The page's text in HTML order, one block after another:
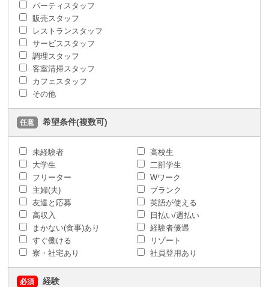
パーティスタッフ
販売スタッフ
レストランスタッフ
サービススタッフ
調理スタッフ
客室清掃スタッフ
カフェスタッフ
その他
任意 希望条件(複数可)
未経験者
高校生
大学生
二部学生
フリーター
Wワーク
主婦(夫)
ブランク
友達と応募
英語が使える
高収入
日払い/週払い
まかない(食事)あり
経験者優遇
すぐ働ける
リゾート
寮・社宅あり
社員登用あり
必須 経験